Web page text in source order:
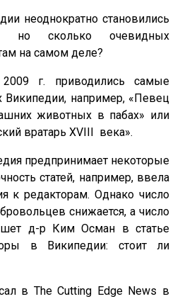
неоднократно становились
но сколько очевидных
на самом деле?
г. приводились самые
Википедии, например, «Певец
животных в пабах» или
вратарь XVIII века».
предпринимает некоторые
статей, например, ввела
к редакторам. Однако число
снижается, а число
д-р Ким Осман в статье
в Википедии: стоит ли
в The Cutting Edge News в